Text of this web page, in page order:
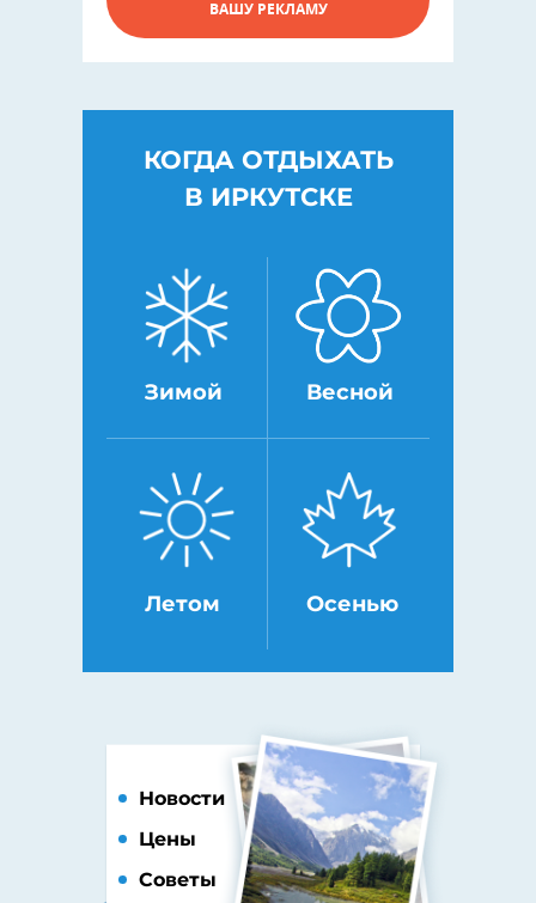
ВАШУ РЕКЛАМУ
КОГДА ОТДЫХАТЬ
В ИРКУТСКЕ
Зимой Весной
Летом Осенью
Новости
Цены
Советы